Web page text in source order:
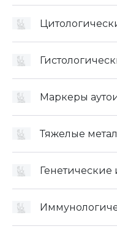
Маркеры
Тяжелые
Генетические